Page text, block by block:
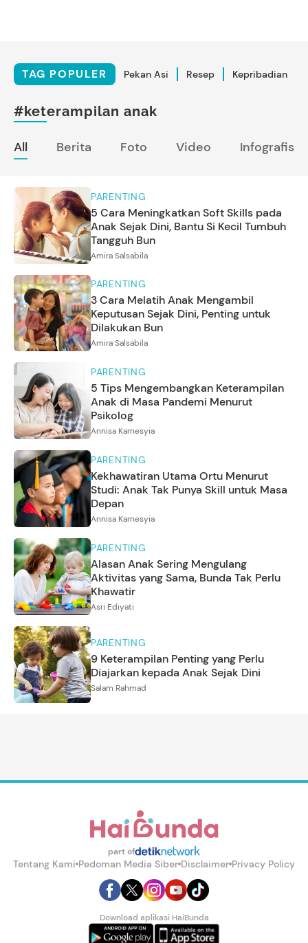
TAG POPULER Pekan Asi Resep Kepribadian
#keterampilan anak
All Berita Foto Video Infografis
PARENTING
5 Cara Meningkatkan Soft Skills pada
Anak Sejak Dini, Bantu Si Kecil Tumbuh
Tangguh Bun
Amira Salsabila
PARENTING
3 Cara Melatih Anak Mengambil
Keputusan Sejak Dini, Penting untuk
Dilakukan Bun
Amira Salsabila
PARENTING
5 Tips Mengembangkan Keterampilan
Anak di Masa Pandemi Menurut
Psikolog
Annisa Karnesyia
PARENTING
Kekhawatiran Utama Ortu Menurut
Studi: Anak Tak Punya Skill untuk Masa
Depan
Annisa Karnesyia
PARENTING
Alasan Anak Sering Mengulang
Aktivitas yang Sama, Bunda Tak Perlu
Khawatir
Asri Ediyati
PARENTING
9 Keterampilan Penting yang Perlu
Diajarkan kepada Anak Sejak Dini
Salam Rahmad
part of
Tentang Kami Pedoman Media Siber Disclaimer Privacy Policy
Download aplikasi HaiBunda